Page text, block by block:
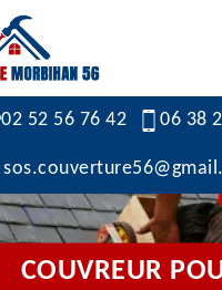
02 52 56 76 42 06 38
COUVREUR